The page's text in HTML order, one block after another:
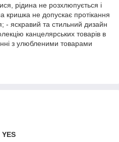
рідина не розхлюпується і
кришка не допускає протікання
- яскравий та стильний дизайн
канцелярських товарів в
з улюбленими товарами
YES